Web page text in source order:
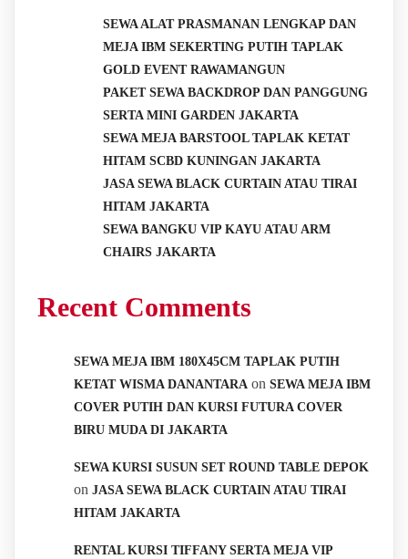
SEWA ALAT PRASMANAN LENGKAP DAN
MEJA IBM SEKERTING PUTIH TAPLAK
GOLD EVENT RAWAMANGUN
PAKET SEWA BACKDROP DAN PANGGUNG
SERTA MINI GARDEN JAKARTA
SEWA MEJA BARSTOOL TAPLAK KETAT
HITAM SCBD KUNINGAN JAKARTA
JASA SEWA BLACK CURTAIN ATAU TIRAI
HITAM JAKARTA
SEWA BANGKU VIP KAYU ATAU ARM
CHAIRS JAKARTA
Recent Comments
SEWA MEJA IBM 180X45CM TAPLAK PUTIH
KETAT WISMA DANANTARA on SEWA MEJA IBM
COVER PUTIH DAN KURSI FUTURA COVER
BIRU MUDA DI JAKARTA
SEWA KURSI SUSUN SET ROUND TABLE DEPOK
on JASA SEWA BLACK CURTAIN ATAU TIRAI
HITAM JAKARTA
RENTAL KURSI TIFFANY SERTA MEJA VIP